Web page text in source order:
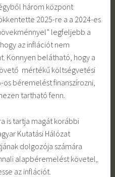
három központ
2025-re a a 2024-es
legfeljebb a
az inflációt nem
Könnyen belátható, hogy a
mértékű költségvetési
béremelést finanszírozni,
tartható fenn.
is tartja magát korábbi
Kutatási Hálózat
dolgozója számára
alapbéremelést követel,
az inflációt.